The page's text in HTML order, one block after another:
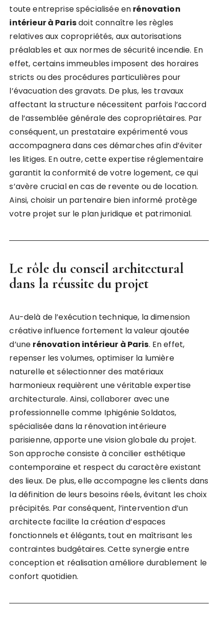
toute entreprise spécialisée en rénovation
intérieur à Parisdoit connaître les règles
relatives aux copropriétés, aux autorisations
préalables et aux normes de sécurité incendie. En
effet, certains immeubles imposent des horaires
stricts ou des procédures particulières pour
l’évacuation des gravats. De plus, les travaux
affectant la structure nécessitent parfois l’accord
de l’assemblée générale des copropriétaires. Par
conséquent, un prestataire expérimenté vous
accompagnera dans ces démarches afin d’éviter
les litiges. En outre, cette expertise réglementaire
garantit la conformité de votre logement, ce qui
s’avère crucial en cas de revente ou de location.
Ainsi, choisir un partenaire bien informé protège
votre projet sur le plan juridique et patrimonial.
Le rôle du conseil architectural
dans la réussite du projet
Au-delà de l’exécution technique, la dimension
créative influence fortement la valeur ajoutée
d’une rénovation intérieur à Paris. En effet,
repenser les volumes, optimiser la lumière
naturelle et sélectionner des matériaux
harmonieux requièrent une véritable expertise
architecturale. Ainsi, collaborer avec une
professionnelle comme Iphigénie Soldatos,
spécialisée dans la rénovation intérieure
parisienne, apporte une vision globale du projet.
Son approche consiste à concilier esthétique
contemporaine et respect du caractère existant
des lieux. De plus, elle accompagne les clients dans
la définition de leurs besoins réels, évitant les choix
précipités. Par conséquent, l’intervention d’un
architecte facilite la création d’espaces
fonctionnels et élégants, tout en maîtrisant les
contraintes budgétaires. Cette synergie entre
conception et réalisation améliore durablement le
confort quotidien.